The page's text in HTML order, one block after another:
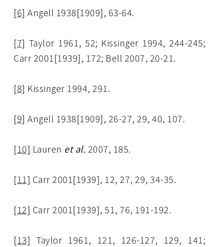
[6] Angell 1938[1909], 63-64.
[7] Taylor 1961, 52; Kissinger 1994, 244-245;
Carr 2001[1939], 172; Bell 2007, 20-21.
[8] Kissinger 1994, 291.
[9] Angell 1938[1909], 26-27, 29, 40, 107.
[10] Lauren et al. 2007, 185.
[11] Carr 2001[1939], 12, 27, 29, 34-35.
[12] Carr 2001[1939], 51, 76, 191-192.
[13] Taylor 1961, 121, 126-127, 129, 141;